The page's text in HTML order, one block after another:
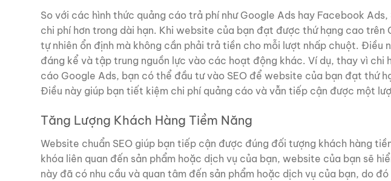
So với các hình thức quảng cáo trả phí như Google Ads hay Facebook
chi phí hơn trong dài hạn. Khi website của bạn đạt được thứ hạng cao trên
tự nhiên ổn định mà không cần phải trả tiền cho mỗi lượt nhấp chuột. Điều
đáng kể và tập trung nguồn lực vào các hoạt động khác. Ví dụ, thay vì chi
cáo Google Ads, bạn có thể đầu tư vào SEO để website của bạn đạt thứ
Điều này giúp bạn tiết kiệm chi phí quảng cáo và vẫn tiếp cận được một
Tăng Lượng Khách Hàng Tiềm Năng
Website chuẩn SEO giúp bạn tiếp cận được đúng đối tượng khách hàng
khóa liên quan đến sản phẩm hoặc dịch vụ của bạn, website của bạn sẽ
này đã có nhu cầu và quan tâm đến sản phẩm hoặc dịch vụ của bạn, do